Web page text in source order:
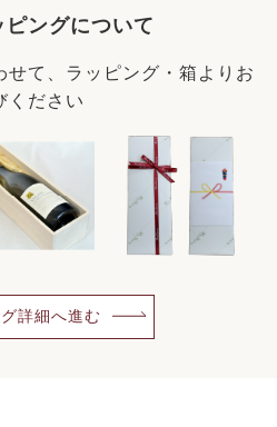
ングについて
せて、ラッピング・箱よりお
ください
詳細へ進む